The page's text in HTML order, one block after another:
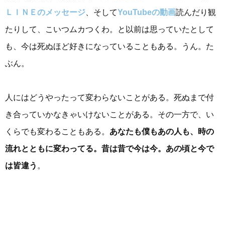
ＬＩＮＥのメッセージ 、そしてYouTubeの動画読んだり観
たりして、こいつムカつくわ。と以前は思っていたとして
も、今は死ぬほど好きになっていることもある。うん。た
ぶん。
人にはどうやったって変わらないことがある。死ぬまで付
き合っていかなきゃいけないことがある。その一方で、い
くらでも変わることもある。 あなたも僕もあの人も、時の
流れとともに変わってる。昔は昔で今は今。あの頃と今で
は皆違う 。